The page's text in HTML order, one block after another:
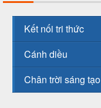
Kết nối tri thức
Cánh diều
Chân trời sáng tạo